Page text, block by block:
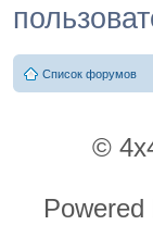
Список форумов
©